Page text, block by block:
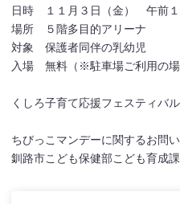
日時 １１月３日（金） 午前１
場所 ５階多目的アリーナ
対象 保護者同伴の乳幼児
入場 無料（※駐車場ご利用の場
くしろ子育て応援フェスティバ
ちびっこマンデーに関するお問
釧路市こども保健部こども育成